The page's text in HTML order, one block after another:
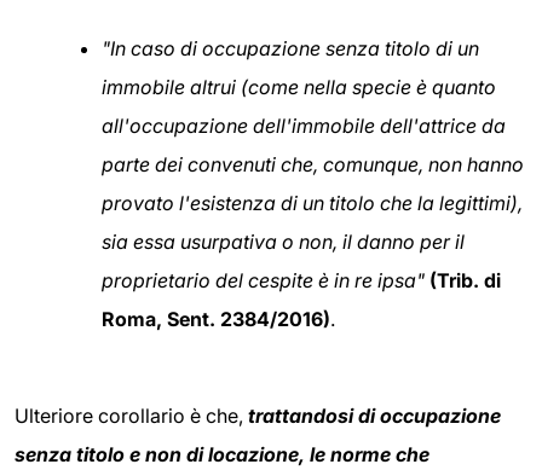
"In caso di occupazione senza titolo di un
immobile altrui (come nella specie è quanto
all'occupazione dell'immobile dell'attrice da
parte dei convenuti che, comunque, non hanno
provato l'esistenza di un titolo che la legittimi),
sia essa usurpativa o non, il danno per il
proprietario del cespite è in re ipsa" (Trib. di
Roma, Sent. 2384/2016).
Ulteriore corollario è che, trattandosi di occupazione
senza titolo e non di locazione, le norme che